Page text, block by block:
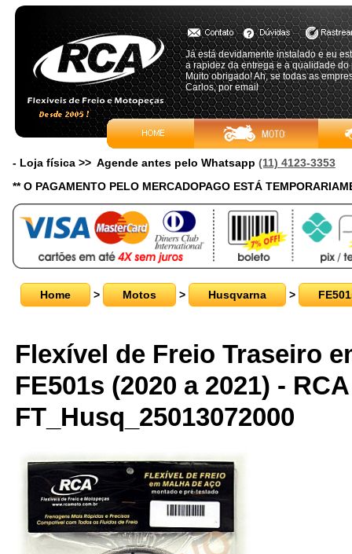
Já está devidamente instalado e eu
a rapidez da entrega e a qualidade do
Muito obrigado! Ah, se todas as
Carlos, por email
- Loja física >> Agende antes pelo Whatsapp (11) 4123-3353
** O PAGAMENTO PELO MERCADOPAGO ESTÁ
Home > Motos > Husqvarna >
Flexível de Freio Traseiro
FE501s (2020 a 2021) - RCA
FT_Husq_25013072000